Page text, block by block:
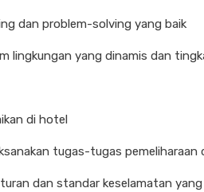
dan problem-solving yang baik
lingkungan yang dinamis dan
di hotel
tugas-tugas pemeliharaan
dan standar keselamatan yang